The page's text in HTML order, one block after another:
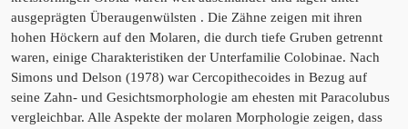
ausgeprägten Überaugenwülsten . Die Zähne zeigen mit ihren
hohen Höckern auf den Molaren, die durch tiefe Gruben getrennt
waren, einige Charakteristiken der Unterfamilie Colobinae. Nach
Simons und Delson (1978) war Cercopithecoides in Bezug auf
seine Zahn- und Gesichtsmorphologie am ehesten mit Paracolubus
vergleichbar. Alle Aspekte der molaren Morphologie zeigen, dass